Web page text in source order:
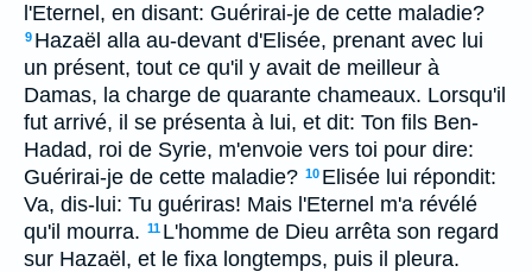
l'Eternel, en disant: Guérirai-je de cette maladie?
9 Hazaël alla au-devant d'Elisée, prenant avec lui
un présent, tout ce qu'il y avait de meilleur à
Damas, la charge de quarante chameaux. Lorsqu'il
fut arrivé, il se présenta à lui, et dit: Ton fils Ben-
Hadad, roi de Syrie, m'envoie vers toi pour dire:
Guérirai-je de cette maladie? 10 Elisée lui répondit:
Va, dis-lui: Tu guériras! Mais l'Eternel m'a révélé
qu'il mourra. 11 L'homme de Dieu arrêta son regard
sur Hazaël, et le fixa longtemps, puis il pleura.